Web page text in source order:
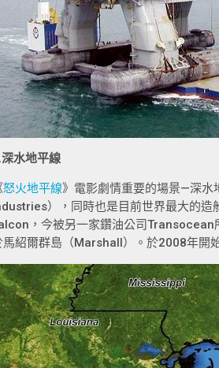
水地平線
怒火地平線》電影劇情重要的場景—深
），同時也是目前世界最大的造
，今被另一家鑽油公司Transocean
馬紹爾群島（Marshall）。於2008年開